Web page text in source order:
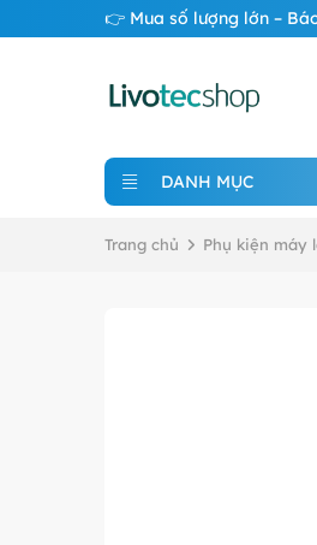
👉 Mua số lượng lớn –
DANH MỤC
Trang chủ Phụ kiện máy